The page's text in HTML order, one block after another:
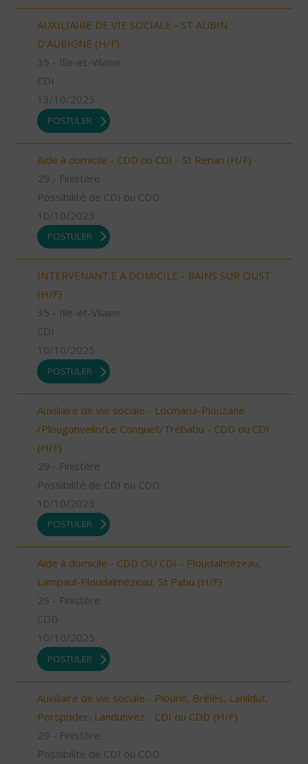
AUXILIAIRE DE VIE SOCIALE - ST AUBIN
D'AUBIGNE (H/F)
35 - Ille-et-Vilaine
CDI
13/10/2025
POSTULER
Aide à domicile - CDD ou CDI - St Renan (H/F)
29 - Finistère
Possibilité de CDI ou CDD
10/10/2025
POSTULER
INTERVENANT.E A DOMICILE - BAINS SUR OUST
(H/F)
35 - Ille-et-Vilaine
CDI
10/10/2025
POSTULER
Auxiliaire de vie sociale - Locmaria-Plouzané
/Plougonvelin/Le Conquet/Trébabu - CDD ou CDI
(H/F)
29 - Finistère
Possibilité de CDI ou CDD
10/10/2025
POSTULER
Aide à domicile - CDD OU CDI - Ploudalmézeau,
Lampaul-Ploudalmézeau, St Pabu (H/F)
29 - Finistère
CDD
10/10/2025
POSTULER
Auxiliaire de vie sociale - Plourin, Brélès, Lanildut,
Porspoder, Landunvez - CDI ou CDD (H/F)
29 - Finistère
Possibilité de CDI ou CDD